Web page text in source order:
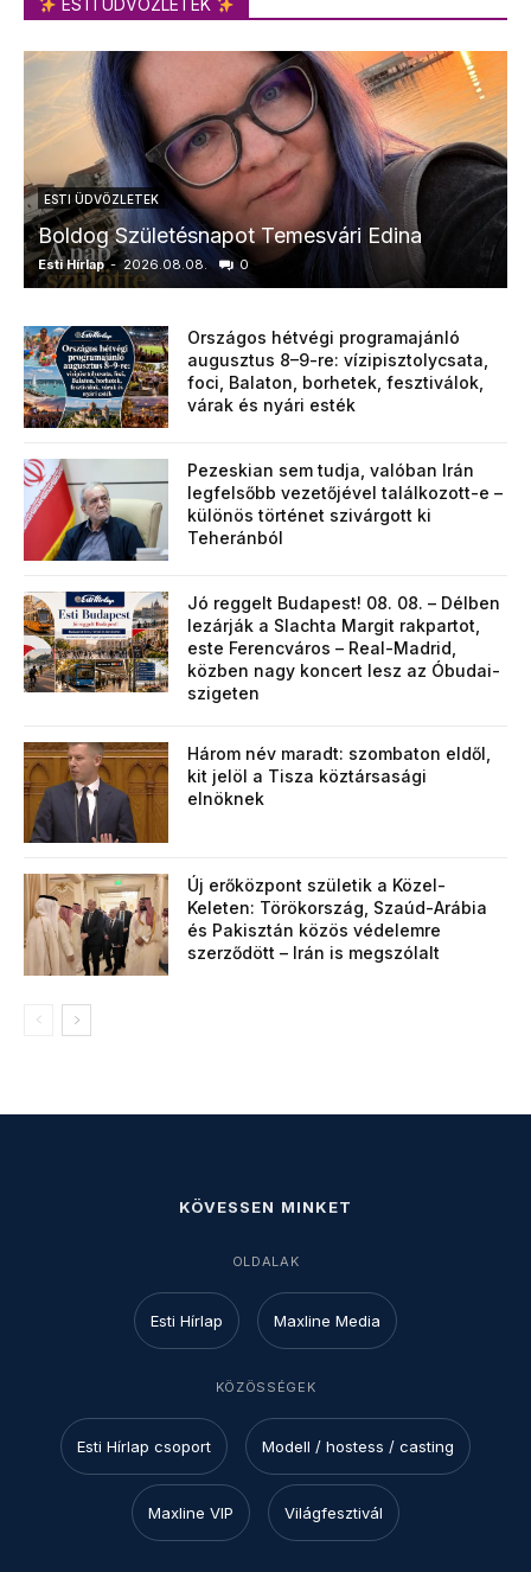
ESTI ÜDVÖZLETEK
ESTI ÜDVÖZLETEK
Boldog Születésnapot Temesvári Edina
Esti Hírlap - 2026.08.08. 0
Országos hétvégi programajánló
augusztus 8–9-re: vízipisztolycsata,
foci, Balaton, borhetek, fesztiválok,
várak és nyári esték
Pezeskian sem tudja, valóban Irán
legfelsőbb vezetőjével találkozott-e –
különös történet szivárgott ki
Teheránból
Jó reggelt Budapest! 08. 08. – Délben
lezárják a Slachta Margit rakpartot,
este Ferencváros – Real-Madrid,
közben nagy koncert lesz az Óbudai-
szigeten
Három név maradt: szombaton eldől,
kit jelöl a Tisza köztársasági
elnöknek
Új erőközpont születik a Közel-
Keleten: Törökország, Szaúd-Arábia
és Pakisztán közös védelemre
szerződött – Irán is megszólalt
KÖVESSEN MINKET
OLDALAK
Esti Hírlap Maxline Media
KÖZÖSSÉGEK
Esti Hírlap csoport Modell / hostess / casting
Maxline VIP Világfesztivál